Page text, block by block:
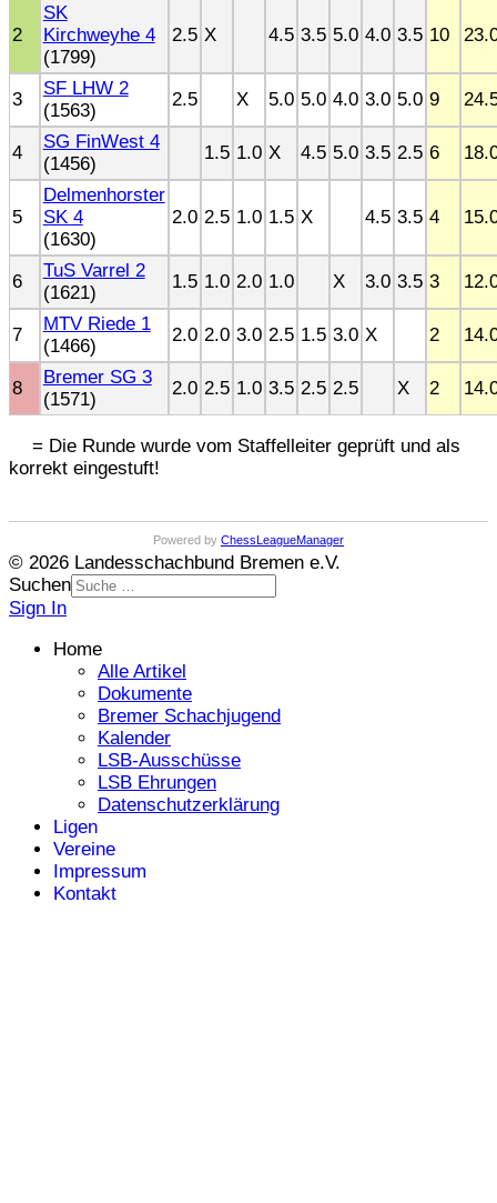
2
SK
Kirchweyhe 4
(1799)
2.5 X 4.5 3.5 5.0 4.0 3.5 10
3
SF LHW 2
(1563)
2.5 X 5.0 5.0 4.0 3.0 5.0 9
4
SG FinWest 4
(1456)
1.5 1.0 X 4.5 5.0 3.5 2.5 6
5
Delmenhorster
SK 4
(1630)
2.0 2.5 1.0 1.5 X 4.5 3.5 4
6
TuS Varrel 2
(1621)
1.5 1.0 2.0 1.0 X 3.0 3.5 3
7
MTV Riede 1
(1466)
2.0 2.0 3.0 2.5 1.5 3.0 X 2
8
Bremer SG 3
(1571)
2.0 2.5 1.0 3.5 2.5 2.5 X 2
= Die Runde wurde vom Staffelleiter geprüft und als
korrekt eingestuft!
Powered by ChessLeagueManager
© 2026 Landesschachbund Bremen e.V.
Suchen
Sign In
Home
Alle Artikel
Dokumente
Bremer Schachjugend
Kalender
LSB-Ausschüsse
LSB Ehrungen
Datenschutzerklärung
Ligen
Vereine
Impressum
Kontakt